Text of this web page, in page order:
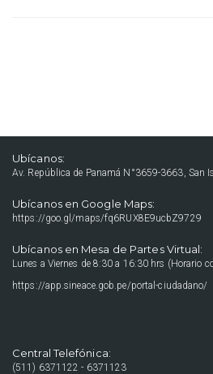
Ubícanos:
Av. República de Panamá N°3659-3663, San
Ubícanos en Google Maps:
https://goo.gl/maps/fq6RUX8E9ucbZ9729
Ubícanos en Mesa de Partes Virtual:
Lunes a Viernes de 8:30 a 16:30 hrs (Horario
https://app.sineace.gob.pe/portal-ciudadano/
Central Telefónica:
(511) 6371122 - 6371123